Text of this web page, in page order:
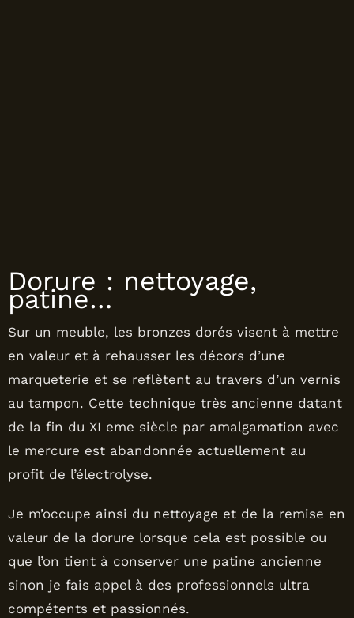
Dorure : nettoyage,
patine…
Sur un meuble, les bronzes dorés visent à mettre
en valeur et à rehausser les décors d’une
marqueterie et se reflètent au travers d’un vernis
au tampon. Cette technique très ancienne datant
de la fin du XI eme siècle par amalgamation avec
le mercure est abandonnée actuellement au
profit de l’électrolyse.
Je m’occupe ainsi du nettoyage et de la remise en
valeur de la dorure lorsque cela est possible ou
que l’on tient à conserver une patine ancienne
sinon je fais appel à des professionnels ultra
compétents et passionnés.